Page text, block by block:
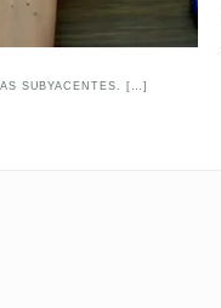
SUBYACENTES. […]